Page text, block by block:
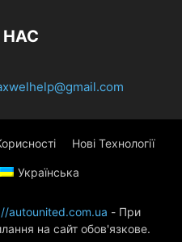
НАС
Нові Технології
Українська
autounited.com.ua - При
на сайт обов'язкове.